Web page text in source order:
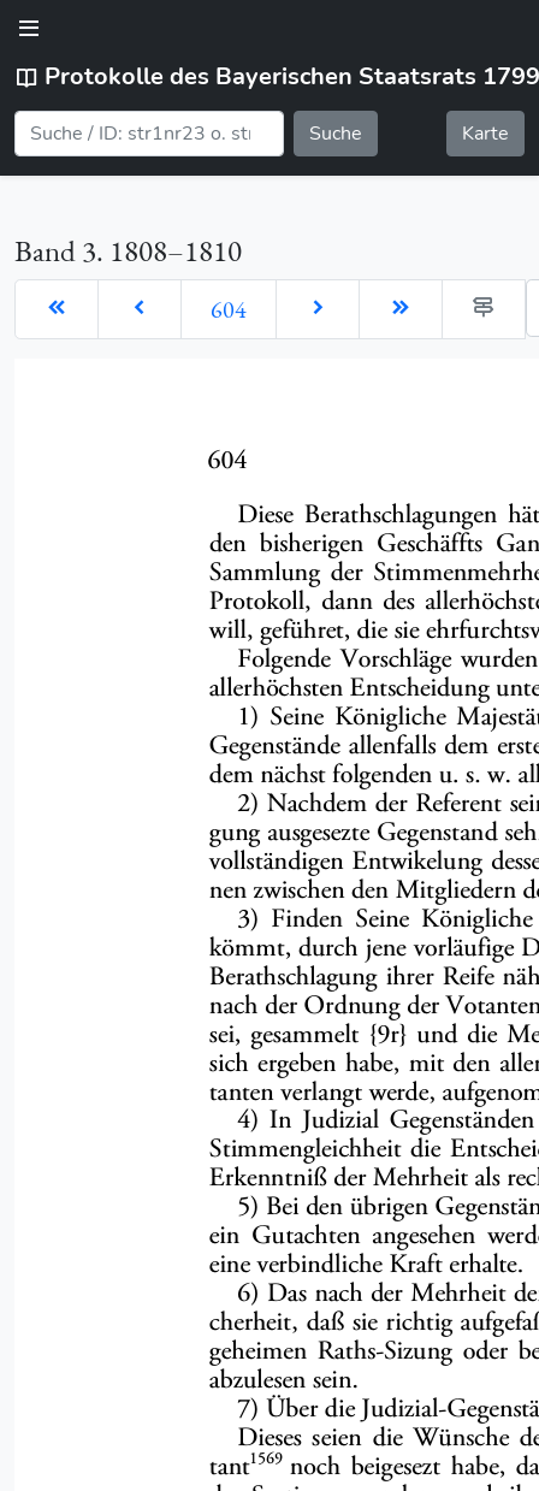
Protokolle des Bayerischen Staatsrats
Suche Karte
Band 3. 1808–1810
604